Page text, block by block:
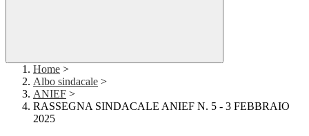
Home >
Albo sindacale >
ANIEF >
RASSEGNA SINDACALE ANIEF N. 5 - 3 FEBBRAIO
2025